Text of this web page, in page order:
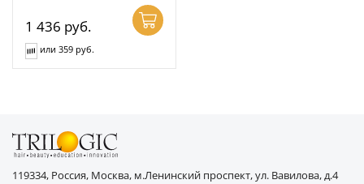
1 436 руб.
или 359 руб.
119334, Россия, Москва, м.Ленинский проспект, ул. Вавилова, д.4